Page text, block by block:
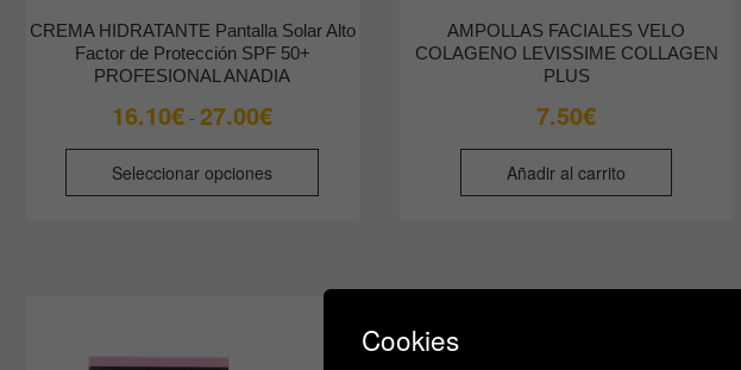
CREMA HIDRATANTE Pantalla Solar Alto
Factor de Protección SPF 50+
PROFESIONAL ANADIA
16.10€ - 27.00€Rango
desde
Seleccionar opciones
Este
Las
opciones
AMPOLLAS FACIALES VELO
COLAGENO LEVISSIME COLLAGEN
PLUS
7.50€
Añadir al carrito
Cookies